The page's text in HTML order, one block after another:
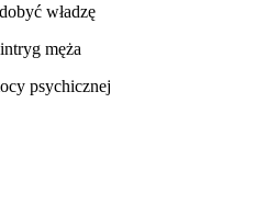
władzę
męża
psychicznej